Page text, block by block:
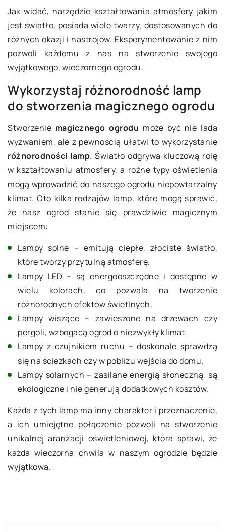
Jak widać, narzędzie kształtowania atmosfery jakim
jest światło, posiada wiele twarzy, dostosowanych do
różnych okazji i nastrojów. Eksperymentowanie z nim
pozwoli każdemu z nas na stworzenie swojego
wyjątkowego, wieczornego ogrodu.
Wykorzystaj różnorodność lamp
do stworzenia magicznego ogrodu
Stworzenie magicznego ogrodu może być nie lada
wyzwaniem, ale z pewnością ułatwi to wykorzystanie
różnorodności lamp. Światło odgrywa kluczową rolę
w kształtowaniu atmosfery, a rożne typy oświetlenia
mogą wprowadzić do naszego ogrodu niepowtarzalny
klimat. Oto kilka rodzajów lamp, które mogą sprawić,
że nasz ogród stanie się prawdziwie magicznym
miejscem:
Lampy solne – emitują ciepłe, złociste światło,
które tworzy przytulną atmosferę.
Lampy LED – są energooszczędne i dostępne w
wielu kolorach, co pozwala na tworzenie
różnorodnych efektów świetlnych.
Lampy wiszące – zawieszone na drzewach czy
pergoli, wzbogacą ogród o niezwykły klimat.
Lampy z czujnikiem ruchu – doskonale sprawdzą
się na ścieżkach czy w pobliżu wejścia do domu.
Lampy solarnych – zasilane energią słoneczną, są
ekologiczne i nie generują dodatkowych kosztów.
Każda z tych lamp ma inny charakter i przeznaczenie,
a ich umiejętne połączenie pozwoli na stworzenie
unikalnej aranżacji oświetleniowej, która sprawi, że
każda wieczorna chwila w naszym ogrodzie będzie
wyjątkowa.